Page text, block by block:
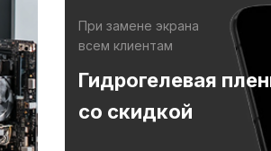
При замене экрана
всем клиентам
Гидрогелевая
со скидкой